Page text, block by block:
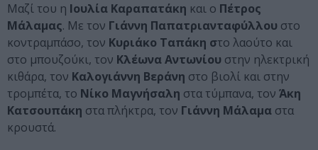
Μαζί του η Ιουλία Καραπατάκη και ο Πέτρος
Μάλαμας. Με τον Γιάννη Παπατριανταφύλλου στο
κοντραμπάσο, τον Κυριάκο Ταπάκη στο λαούτο και
στο μπουζούκι, τον Κλέωνα Αντωνίου στην ηλεκτρική
κιθάρα, τον Καλογιάννη Βεράνη στο βιολί και στην
τρομπέτα, το Νίκο Μαγνήσαλη στα τύμπανα, τον Άκη
Κατσουπάκη στα πλήκτρα, τον Γιάννη Μάλαμα στα
κρουστά.